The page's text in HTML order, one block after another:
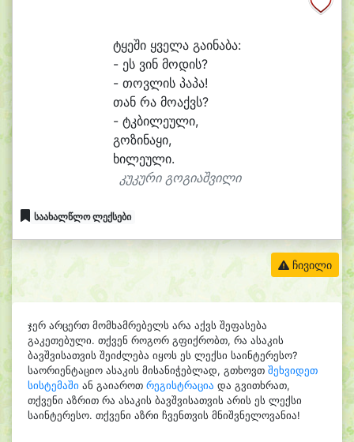
ტყეში ყველა გაინაბა:
- ეს ვინ მოდის?
- თოვლის პაპა!
თან რა მოაქვს?
- ტკბილეული,
გოზინაყი,
ხილეული.
კუკური გოგიაშვილი
საახალწლო ლექსები
ჩივილი
ჯერ არცერთ მომხამრებელს არა აქვს შეფასება
გაკეთებული. თქვენ როგორ გფიქრობთ, რა ასაკის
ბავშვისათვის შეიძლება იყოს ეს ლექსი საინტერესო?
საორიენტაციო ასაკის მისანიჭებლად, გთხოვთ შეხვიდეთ
სისტემაში ან გაიაროთ რეგისტრაცია და გვითხრათ,
თქვენი აზრით რა ასაკის ბავშვისათვის არის ეს ლექსი
საინტერესო. თქვენი აზრი ჩვენთვის მნიშვნელოვანია!